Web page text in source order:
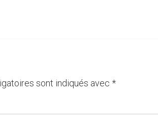
sont indiqués avec *